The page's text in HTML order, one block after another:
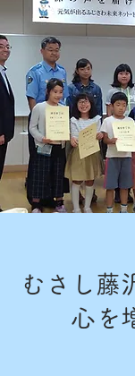
むさし藤
心を